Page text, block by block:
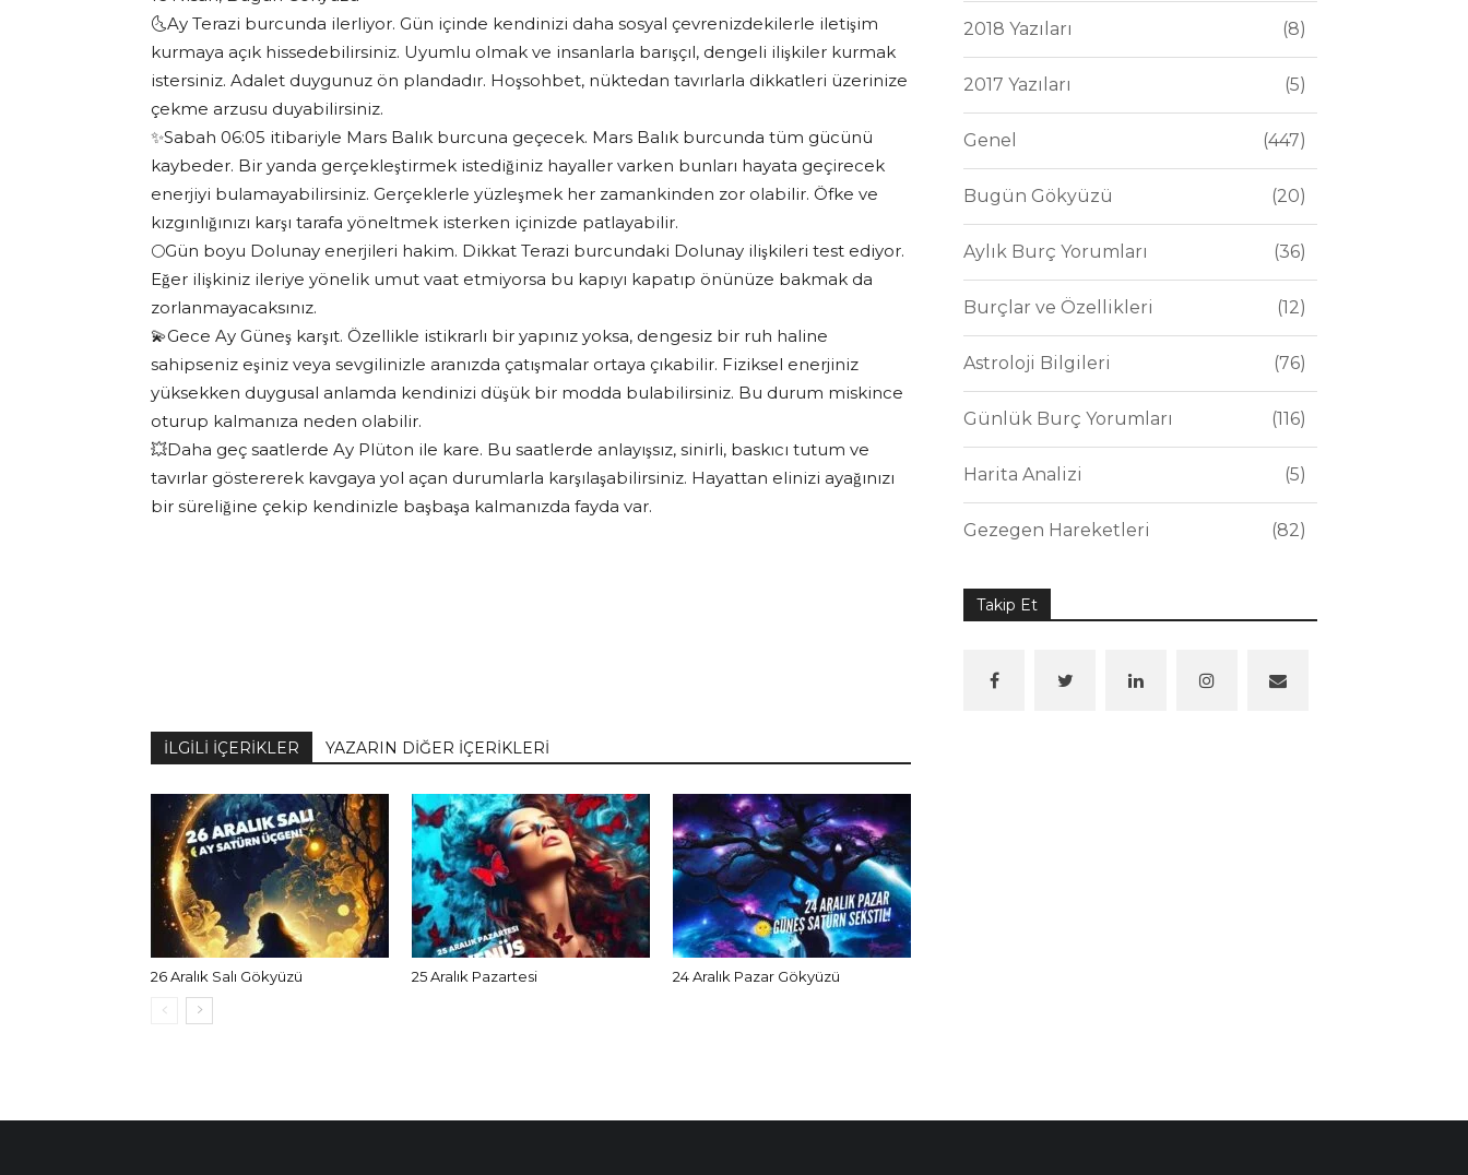
🌜Ay Terazi burcunda ilerliyor. Gün içinde kendinizi daha sosyal çevrenizdekilerle iletişim
kurmaya açık hissedebilirsiniz. Uyumlu olmak ve insanlarla barışçıl, dengeli ilişkiler kurmak
istersiniz. Adalet duygunuz ön plandadır. Hoşsohbet, nüktedan tavırlarla dikkatleri üzerinize
çekme arzusu duyabilirsiniz.
✨Sabah 06:05 itibariyle Mars Balık burcuna geçecek. Mars Balık burcunda tüm gücünü
kaybeder. Bir yanda gerçekleştirmek istediğiniz hayaller varken bunları hayata geçirecek
enerjiyi bulamayabilirsiniz. Gerçeklerle yüzleşmek her zamankinden zor olabilir. Öfke ve
kızgınlığınızı karşı tarafa yöneltmek isterken içinizde patlayabilir.
🌕Gün boyu Dolunay enerjileri hakim. Dikkat Terazi burcundaki Dolunay ilişkileri test ediyor.
Eğer ilişkiniz ileriye yönelik umut vaat etmiyorsa bu kapıyı kapatıp önünüze bakmak da
zorlanmayacaksınız.
💫Gece Ay Güneş karşıt. Özellikle istikrarlı bir yapınız yoksa, dengesiz bir ruh haline
sahipseniz eşiniz veya sevgilinizle aranızda çatışmalar ortaya çıkabilir. Fiziksel enerjiniz
yüksekken duygusal anlamda kendinizi düşük bir modda bulabilirsiniz. Bu durum miskince
oturup kalmanıza neden olabilir.
💥Daha geç saatlerde Ay Plüton ile kare. Bu saatlerde anlayışsız, sinirli, baskıcı tutum ve
tavırlar göstererek kavgaya yol açan durumlarla karşılaşabilirsiniz. Hayattan elinizi ayağınızı
bir süreliğine çekip kendinizle başbaşa kalmanızda fayda var.
İLGİLİ İÇERİKLER YAZARIN DİĞER İÇERİKLERİ
26 Aralık Salı Gökyüzü 25 Aralık Pazartesi 24 Aralık Pazar Gökyüzü
2018 Yazıları 8
2017 Yazıları 5
Genel 447
Bugün Gökyüzü 20
Aylık Burç Yorumları 36
Burçlar ve Özellikleri 12
Astroloji Bilgileri 76
Günlük Burç Yorumları 116
Harita Analizi 5
Gezegen Hareketleri 82
Takip Et